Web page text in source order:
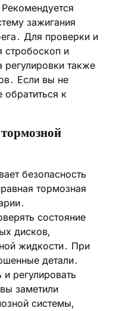
зажигания
Для проверки и
стробоскоп и
регулировки также
Если вы не
обратиться к
безопасность
тормозная
состояние
дисков‚
жидкости․ При
детали․
регулировать
заметили
системы‚